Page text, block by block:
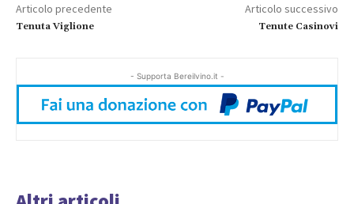
Articolo precedente
Tenuta Viglione
Articolo successivo
Tenute Casinovi
- Supporta Bereilvino.it -